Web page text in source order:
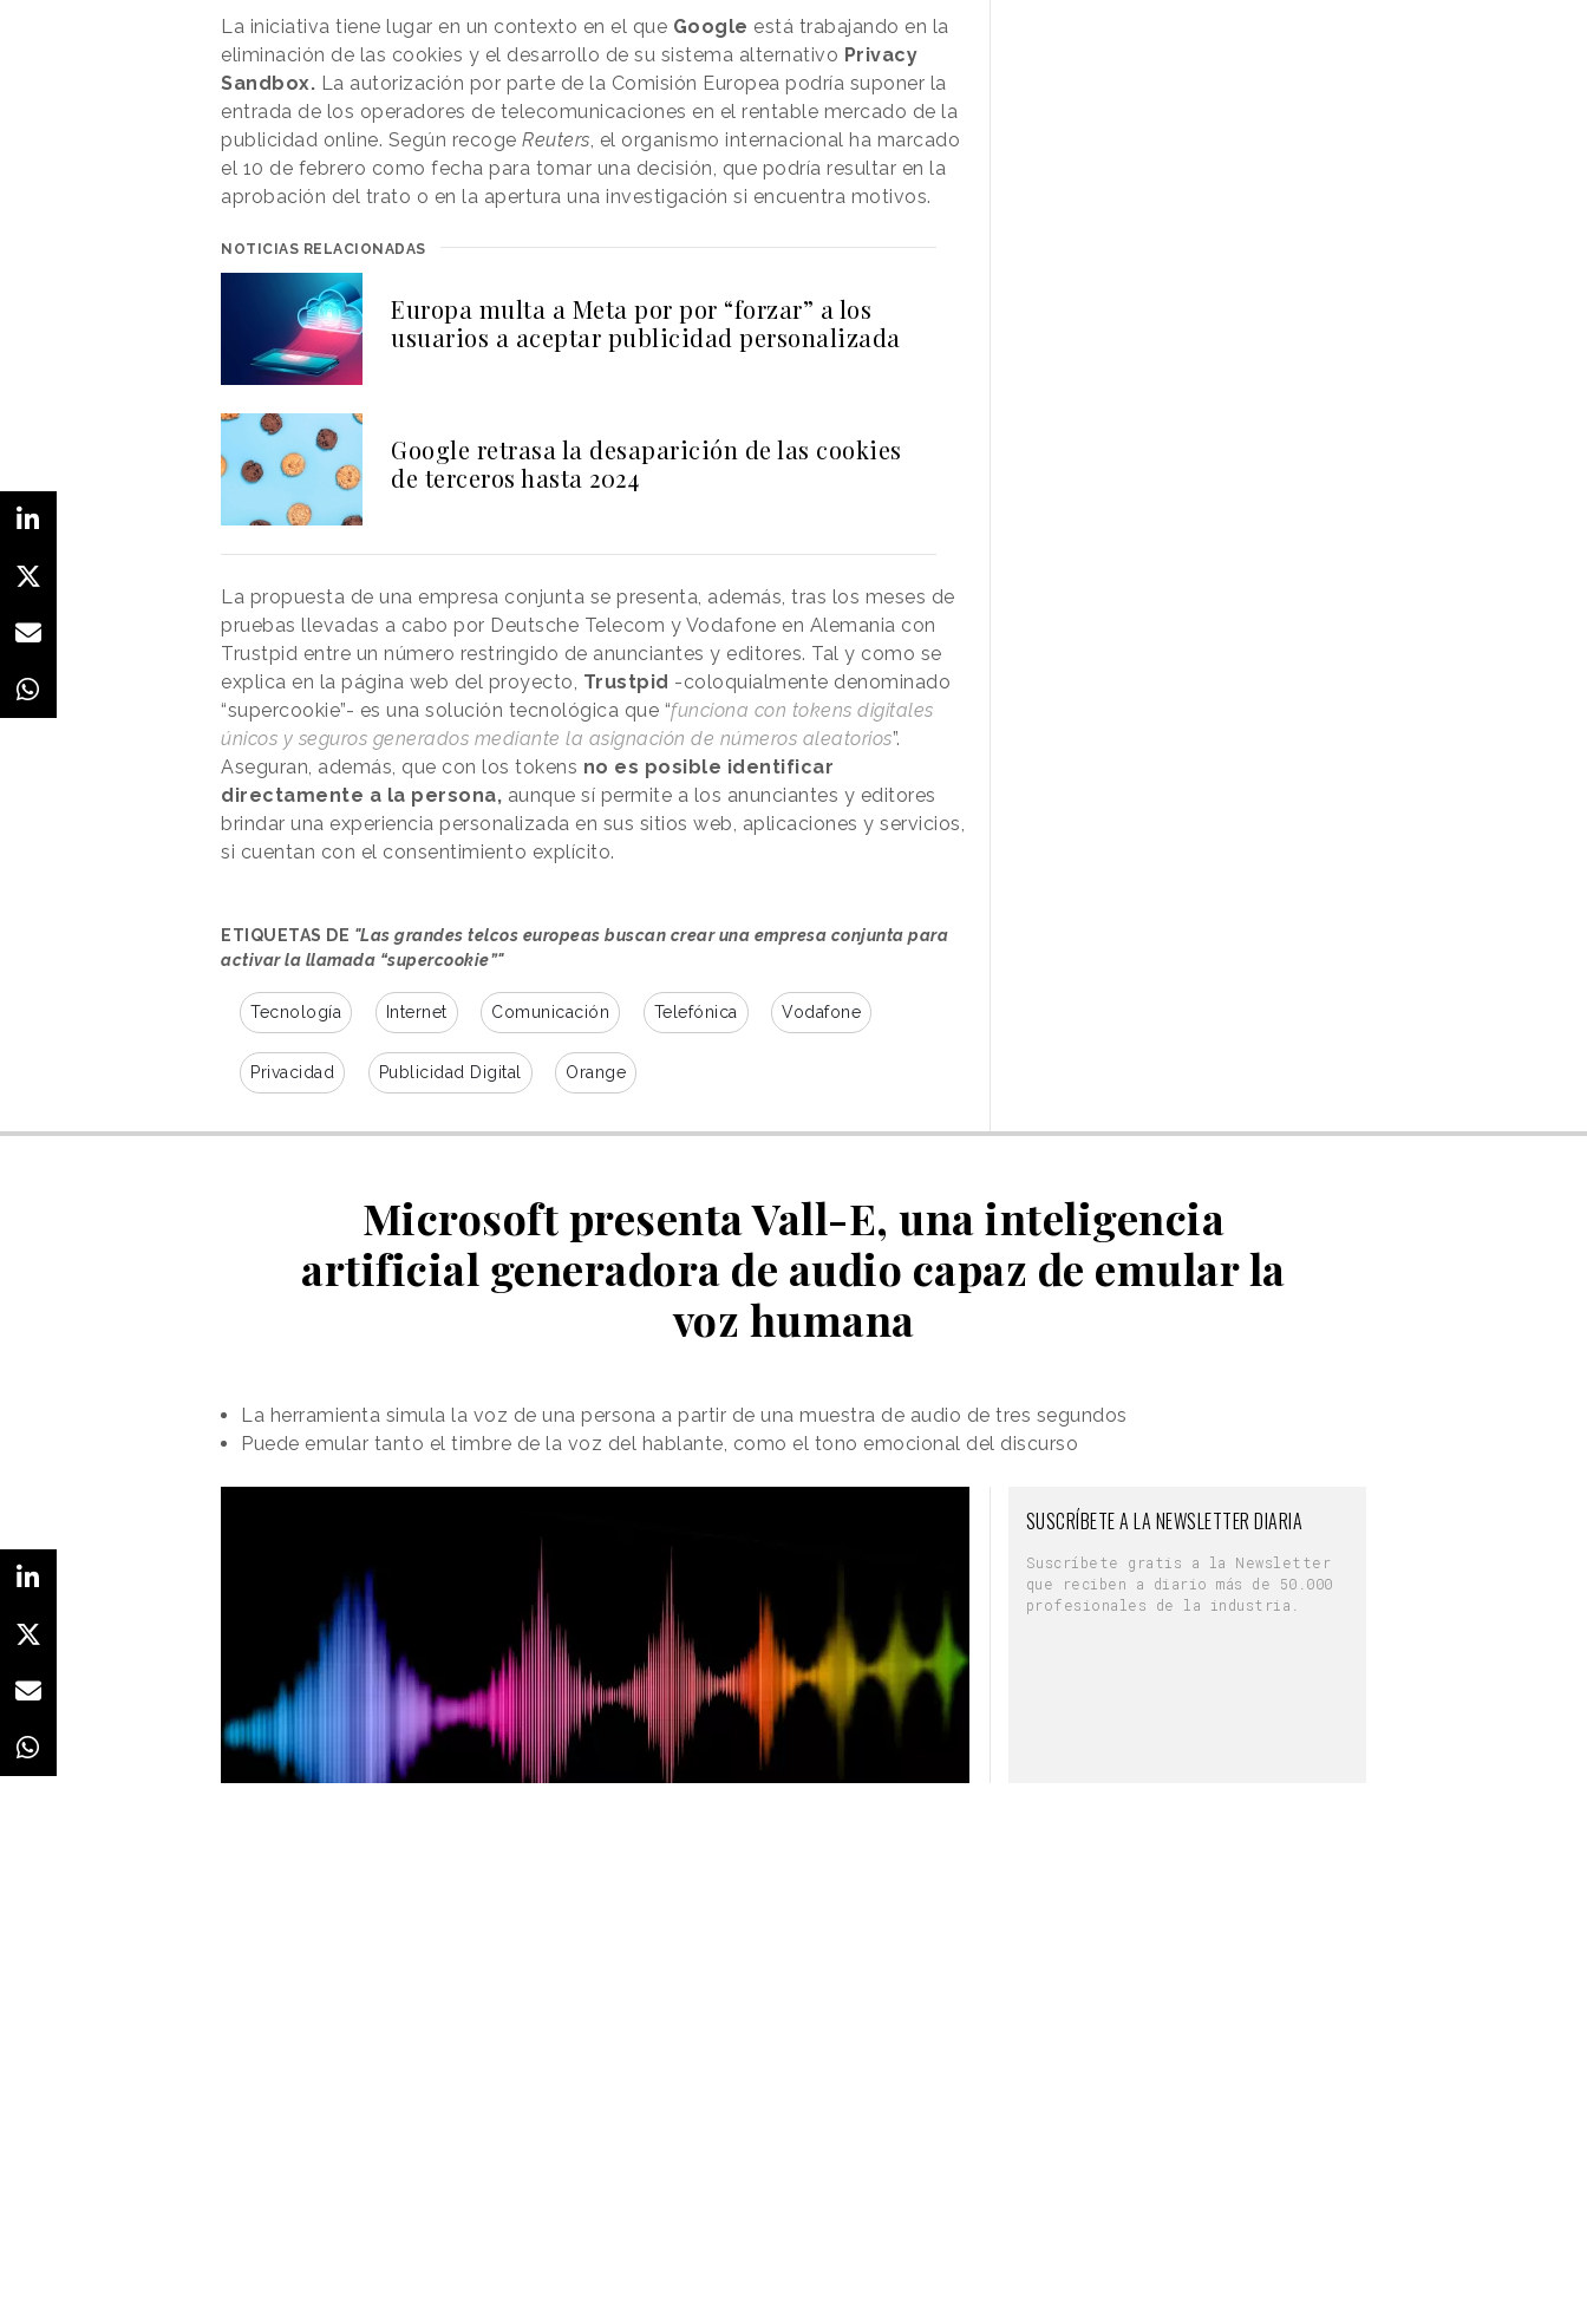
La iniciativa tiene lugar en un contexto en el que Google está trabajando en la
eliminación de las cookies y el desarrollo de su sistema alternativo Privacy
Sandbox. La autorización por parte de la Comisión Europea podría suponer la
entrada de los operadores de telecomunicaciones en el rentable mercado de la
publicidad online. Según recoge Reuters , el organismo internacional ha marcado
el 10 de febrero como fecha para tomar una decisión, que podría resultar en la
aprobación del trato o en la apertura una investigación si encuentra motivos.
NOTICIAS RELACIONADAS
Europa multa a Meta por por “forzar” a los
usuarios a aceptar publicidad personalizada
Google retrasa la desaparición de las cookies
de terceros hasta 2024
La propuesta de una empresa conjunta se presenta, además, tras los meses de
pruebas llevadas a cabo por Deutsche Telecom y Vodafone en Alemania con
Trustpid entre un número restringido de anunciantes y editores. Tal y como se
explica en la página web del proyecto, Trustpid -coloquialmente denominado
“supercookie”- es una solución tecnológica que “funciona con tokens digitales
únicos y seguros generados mediante la asignación de números aleatorios”.
Aseguran, además, que con los tokens no es posible identificar
directamente a la persona, aunque sí permite a los anunciantes y editores
brindar una experiencia personalizada en sus sitios web, aplicaciones y servicios,
si cuentan con el consentimiento explícito.
ETIQUETAS DE "Las grandes telcos europeas buscan crear una empresa conjunta para
activar la llamada “supercookie”"
Tecnología Internet Comunicación Telefónica Vodafone
Privacidad Publicidad Digital Orange
Microsoft presenta Vall-E, una inteligencia
artificial generadora de audio capaz de emular la
voz humana
La herramienta simula la voz de una persona a partir de una muestra de audio de tres segundos
Puede emular tanto el timbre de la voz del hablante, como el tono emocional del discurso
SUSCRÍBETE A LA NEWSLETTER DIARIA
Suscríbete gratis a la Newsletter
que reciben a diario más de 50.000
profesionales de la industria.